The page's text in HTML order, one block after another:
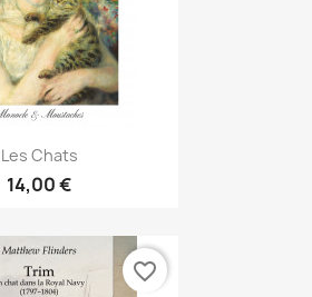
Aperçu rapide
Les Chats
14,00 €
favorite_border